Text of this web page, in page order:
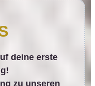
deine erste
zu unseren